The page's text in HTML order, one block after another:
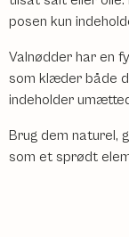
posen kun
Valnødder har en
som klæder både
indeholder
Brug dem naturel,
som et sprødt